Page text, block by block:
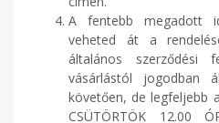
A fentebb megadott
veheted át a
általános szerződési
vásárlástól jogodban
követően, de legfeljebb
CSÜTÖRTÖK 12.00